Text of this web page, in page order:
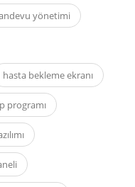
yönetimi
hasta bekleme ekranı
programı